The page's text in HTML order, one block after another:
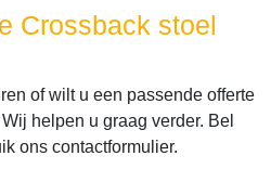
Crossback stoel
of wilt u een passende offerte
helpen u graag verder. Bel
ons contactformulier.